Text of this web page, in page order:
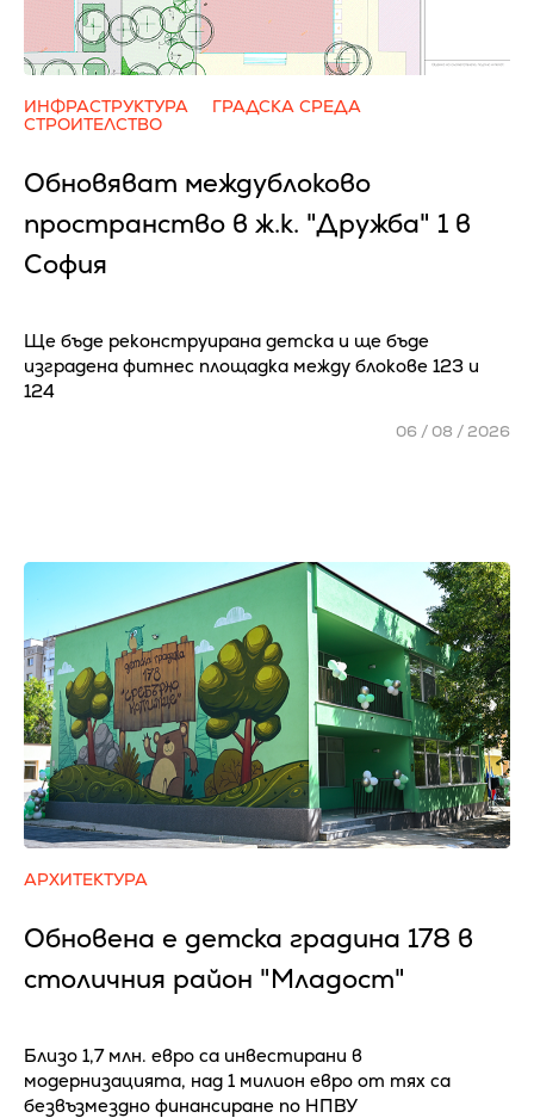
ИНФРАСТРУКТУРА
ГРАДСКА СРЕДА
СТРОИТЕЛСТВО
Обновяват междублоково
пространство в ж.к. "Дружба" 1 в
София
Ще бъде реконструирана детска и ще бъде
изградена фитнес площадка между блокове 123 и
124
06 / 08 / 2026
АРХИТЕКТУРА
Обновена е детска градина 178 в
столичния район "Младост"
Близо 1,7 млн. евро са инвестирани в
модернизацията, над 1 милион евро от тях са
безвъзмездно финансиране по НПВУ